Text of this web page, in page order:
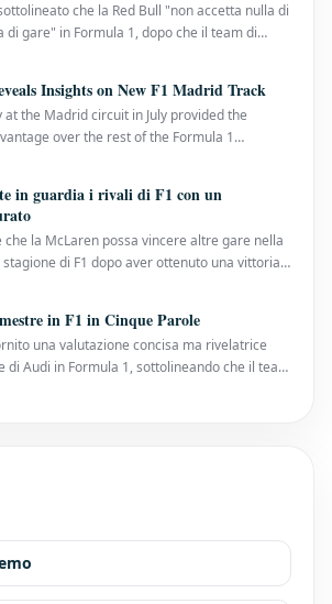
che la Red Bull "non accetta nulla di
gare" in Formula 1, dopo che il team di
una prima metà di stagione senza
senzaInsights on New F1 Madrid Track
the Madrid circuit in July provided the
over the rest of the Formula 1
a nine-time Grand Prix winner, has now
Alongside Lew
in guardia i rivali di F1 con un
la McLaren possa vincere altre gare nella
di F1 dopo aver ottenuto una vittoria
d'Ungheria, il suo primo trionfo della
finorain F1 in Cinque Parole
una valutazione concisa ma rivelatrice
di Audi in Formula 1, sottolineando che il team
fondamenta nonostante un inizio di